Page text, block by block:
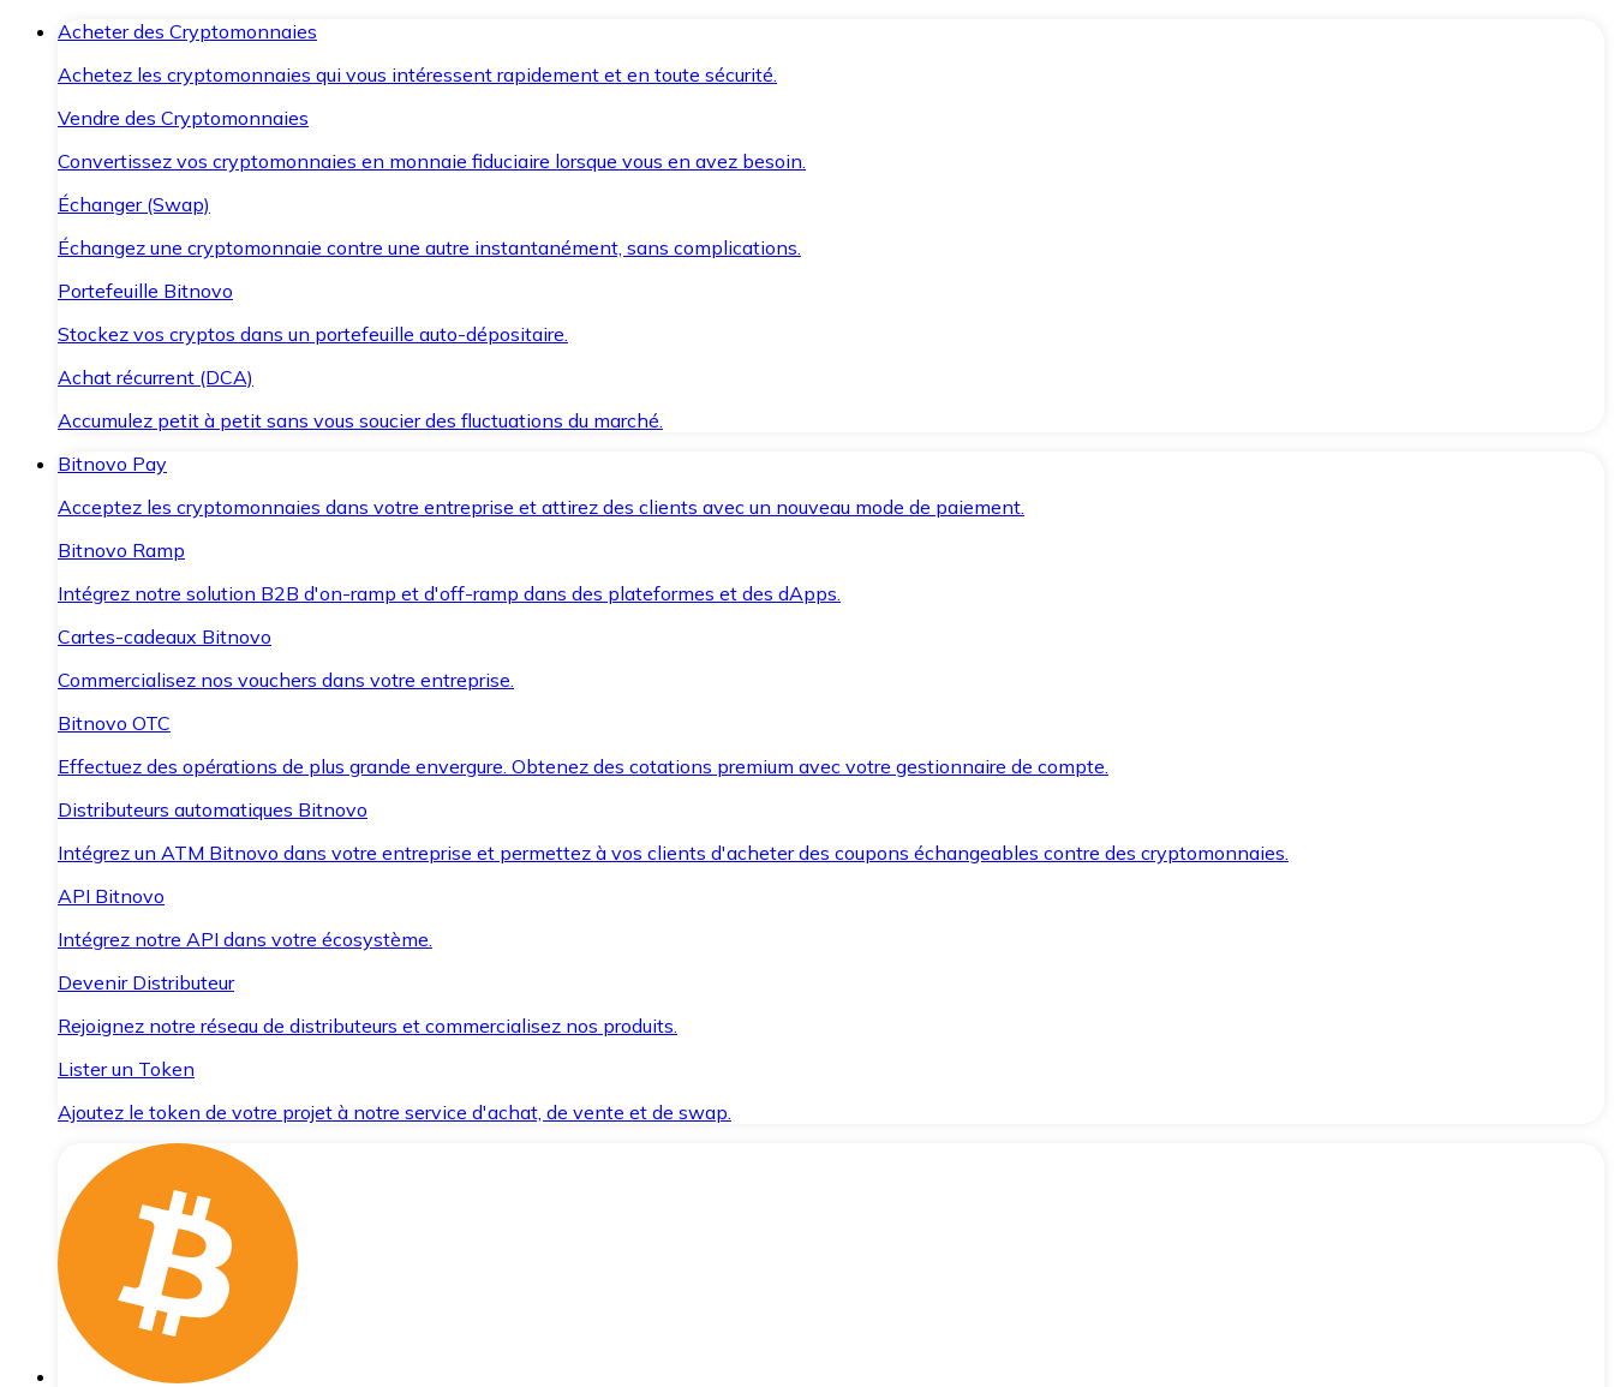
Acheter des Cryptomonnaies
Achetez les cryptomonnaies qui vous intéressent rapidement et en toute sécurité.
Vendre des Cryptomonnaies
Convertissez vos cryptomonnaies en monnaie fiduciaire lorsque vous en avez besoin.
Échanger (Swap)
Échangez une cryptomonnaie contre une autre instantanément, sans complications.
Portefeuille Bitnovo
Stockez vos cryptos dans un portefeuille auto-dépositaire.
Achat récurrent (DCA)
Accumulez petit à petit sans vous soucier des fluctuations du marché.
Bitnovo Pay
Acceptez les cryptomonnaies dans votre entreprise et attirez des clients avec un nouveau mode de paiement.
Bitnovo Ramp
Intégrez notre solution B2B d'on-ramp et d'off-ramp dans des plateformes et des dApps.
Cartes-cadeaux Bitnovo
Commercialisez nos vouchers dans votre entreprise.
Bitnovo OTC
Effectuez des opérations de plus grande envergure. Obtenez des cotations premium avec votre gestionnaire de compte.
Distributeurs automatiques Bitnovo
Intégrez un ATM Bitnovo dans votre entreprise et permettez à vos clients d'acheter des coupons échangeables contre des cryptomonnaies.
API Bitnovo
Intégrez notre API dans votre écosystème.
Devenir Distributeur
Rejoignez notre réseau de distributeurs et commercialisez nos produits.
Lister un Token
Ajoutez le token de votre projet à notre service d'achat, de vente et de swap.